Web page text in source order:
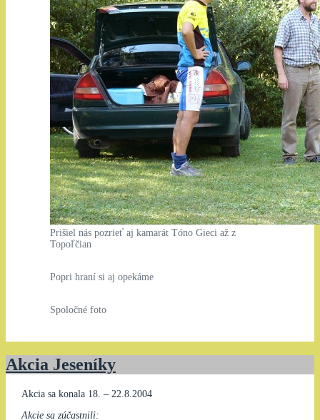
Prišiel nás pozrieť aj kamarát Tóno Gieci až z
Topoľčian
Popri hraní si aj opekáme
Spoločné foto
Akcia Jeseníky
Akcia sa konala 18. – 22.8.2004
Akcie sa zúčastnili: